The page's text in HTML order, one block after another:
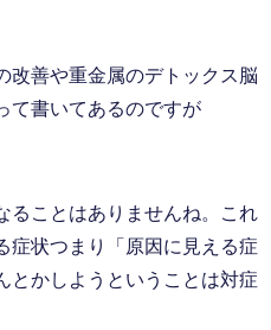
改善や重金属のデトックス脳
て書いてあるのですが
ることはありませんね。これ
症状つまり「原因に見える症
とかしようということは対症